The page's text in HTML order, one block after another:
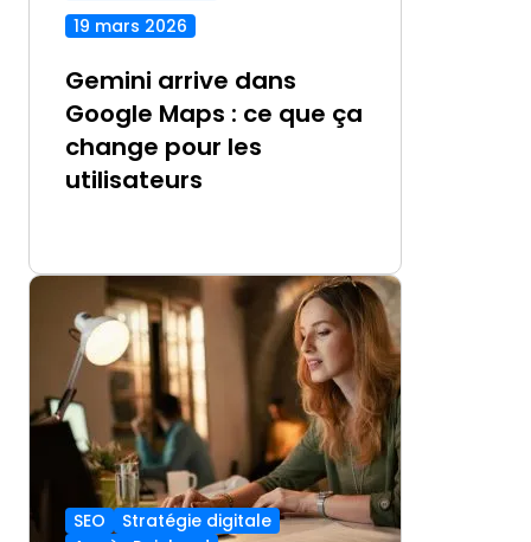
19 mars 2026
Gemini arrive dans
Google Maps : ce que ça
change pour les
utilisateurs
SEO
Stratégie digitale